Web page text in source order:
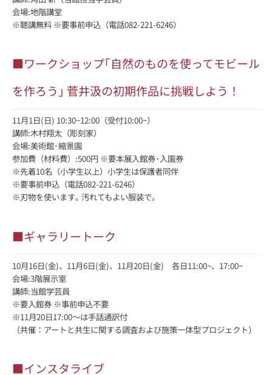
会場:地階講堂
※聴講無料 ※要事前申込（電話082-221-6246）
■ワークショップ｢自然のものを使ってモビール
を作ろう｣ 菅井汲の初期作品に挑戦しよう！
11月1日(日) 10:30~12:00（受付10:00~）
講師:木村翔太（彫刻家）
会場:美術館･縮景園
参加費（材料費）:500円 ※要本展入館券･入園券
※先着10名（小学生以上）小学生は保護者同伴
※要事前申込（電話082-221-6246）
※刃物を使います｡ 汚れてもよい服装で｡
■ギャラリートーク
10月16日(金)、11月6日(金)、11月20日(金) 各日11:00~、17:00~
会場:3階展示室
講師:当館学芸員
※要入館券 ※事前申込不要
※11月20日17:00～は手話通訳付
（共催：アートと共生に関する調査および施策一体型プロジェクト）
■インスタライブ